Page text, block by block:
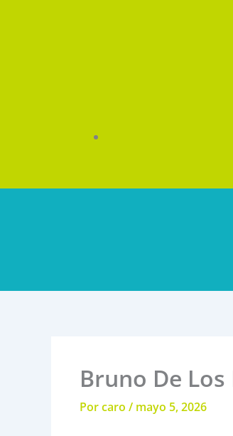
Bruno De Los
Porcaro / mayo 5, 2026